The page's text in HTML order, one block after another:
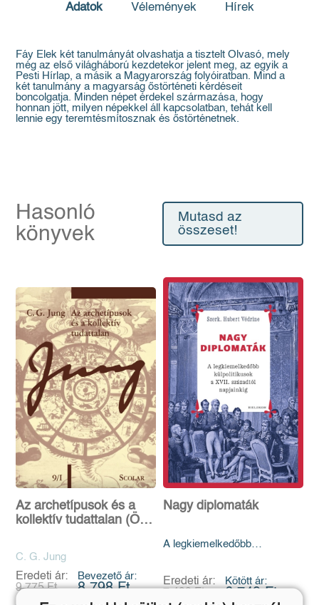
Adatok Vélemények Hírek
Fáy Elek két tanulmányát olvashatja a tisztelt Olvasó, mely
még az első világháború kezdetekor jelent meg, az egyik a
Pesti Hírlap, a másik a Magyarország folyóiratban. Mind a
két tanulmány a magyarság őstörténeti kérdéseit
boncolgatja. Minden népet érdekel származása, hogy
honnan jött, milyen népekkel áll kapcsolatban, tehát kell
lennie egy teremtésmítosznak és őstörténetnek.
Hasonló
könyvek
Mutasd az
összeset!
Az archetípusok és a
kollektív tudattalan (ÖM
C. G. Jung
Eredeti ár:
9 775 Ft
Bevezető ár:
8 798 Ft
Nagy diplomaták
A legkiemelkedőbb
Eredeti ár:
Kötött ár: